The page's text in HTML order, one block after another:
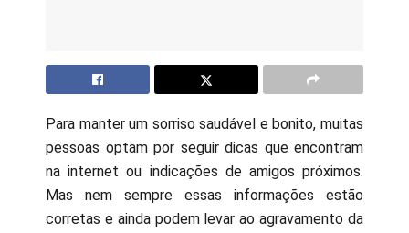
Para manter um sorriso saudável e bonito, muitas
pessoas optam por seguir dicas que encontram
na internet ou indicações de amigos próximos.
Mas nem sempre essas informações estão
corretas e ainda podem levar ao agravamento da